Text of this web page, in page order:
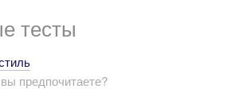
тесты
предпочитаете?